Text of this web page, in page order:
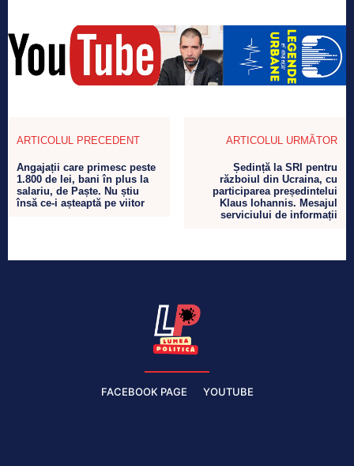
ARTICOLUL PRECEDENT
Angajații care primesc peste
1.800 de lei, bani în plus la
salariu, de Paște. Nu știu
însă ce-i așteaptă pe viitor
ARTICOLUL URMĂTOR
Ședință la SRI pentru
războiul din Ucraina, cu
participarea președintelui
Klaus Iohannis. Mesajul
serviciului de informații
FACEBOOK PAGE YOUTUBE